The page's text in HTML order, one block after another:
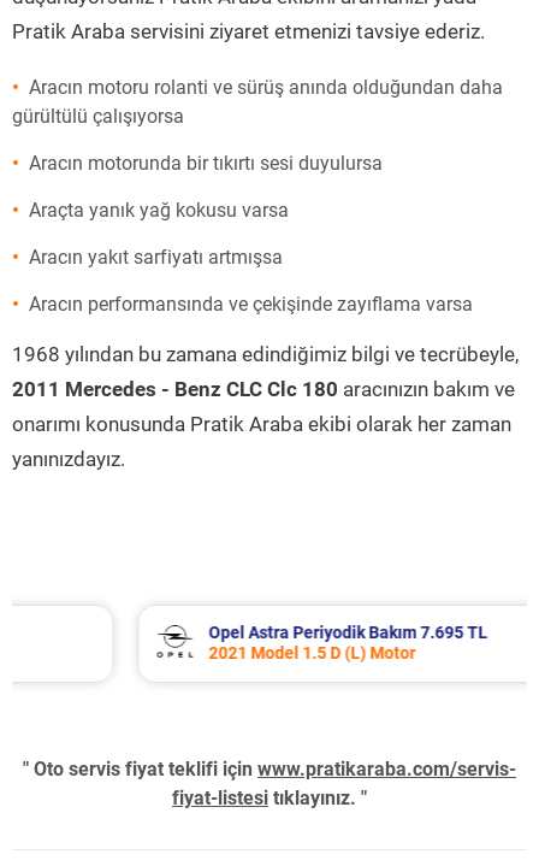
Pratik Araba servisini ziyaret etmenizi tavsiye ederiz.
Aracın motoru rolanti ve sürüş anında olduğundan daha
gürültülü çalışıyorsa
Aracın motorunda bir tıkırtı sesi duyulursa
Araçta yanık yağ kokusu varsa
Aracın yakıt sarfiyatı artmışsa
Aracın performansında ve çekişinde zayıflama varsa
1968 yılından bu zamana edindiğimiz bilgi ve tecrübeyle,
2011 Mercedes - Benz CLC Clc 180 aracınızın bakım ve
onarımı konusunda Pratik Araba ekibi olarak her zaman
yanınızdayız.
Opel Astra Periyodik Bakım 7.695 TL
2021 Model 1.5 D (L) Motor
" Oto servis fiyat teklifi için www.pratikaraba.com/servis-
fiyat-listesi tıklayınız. "